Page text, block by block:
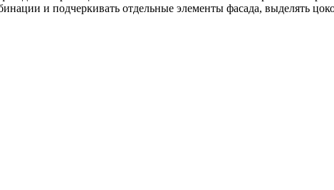
и подчеркивать отдельные элементы фасада, выделять